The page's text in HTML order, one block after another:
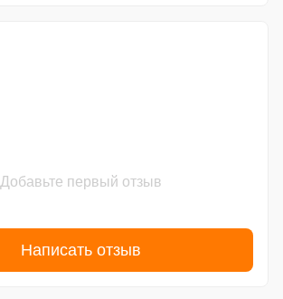
Добавьте первый отзыв
Написать отзыв